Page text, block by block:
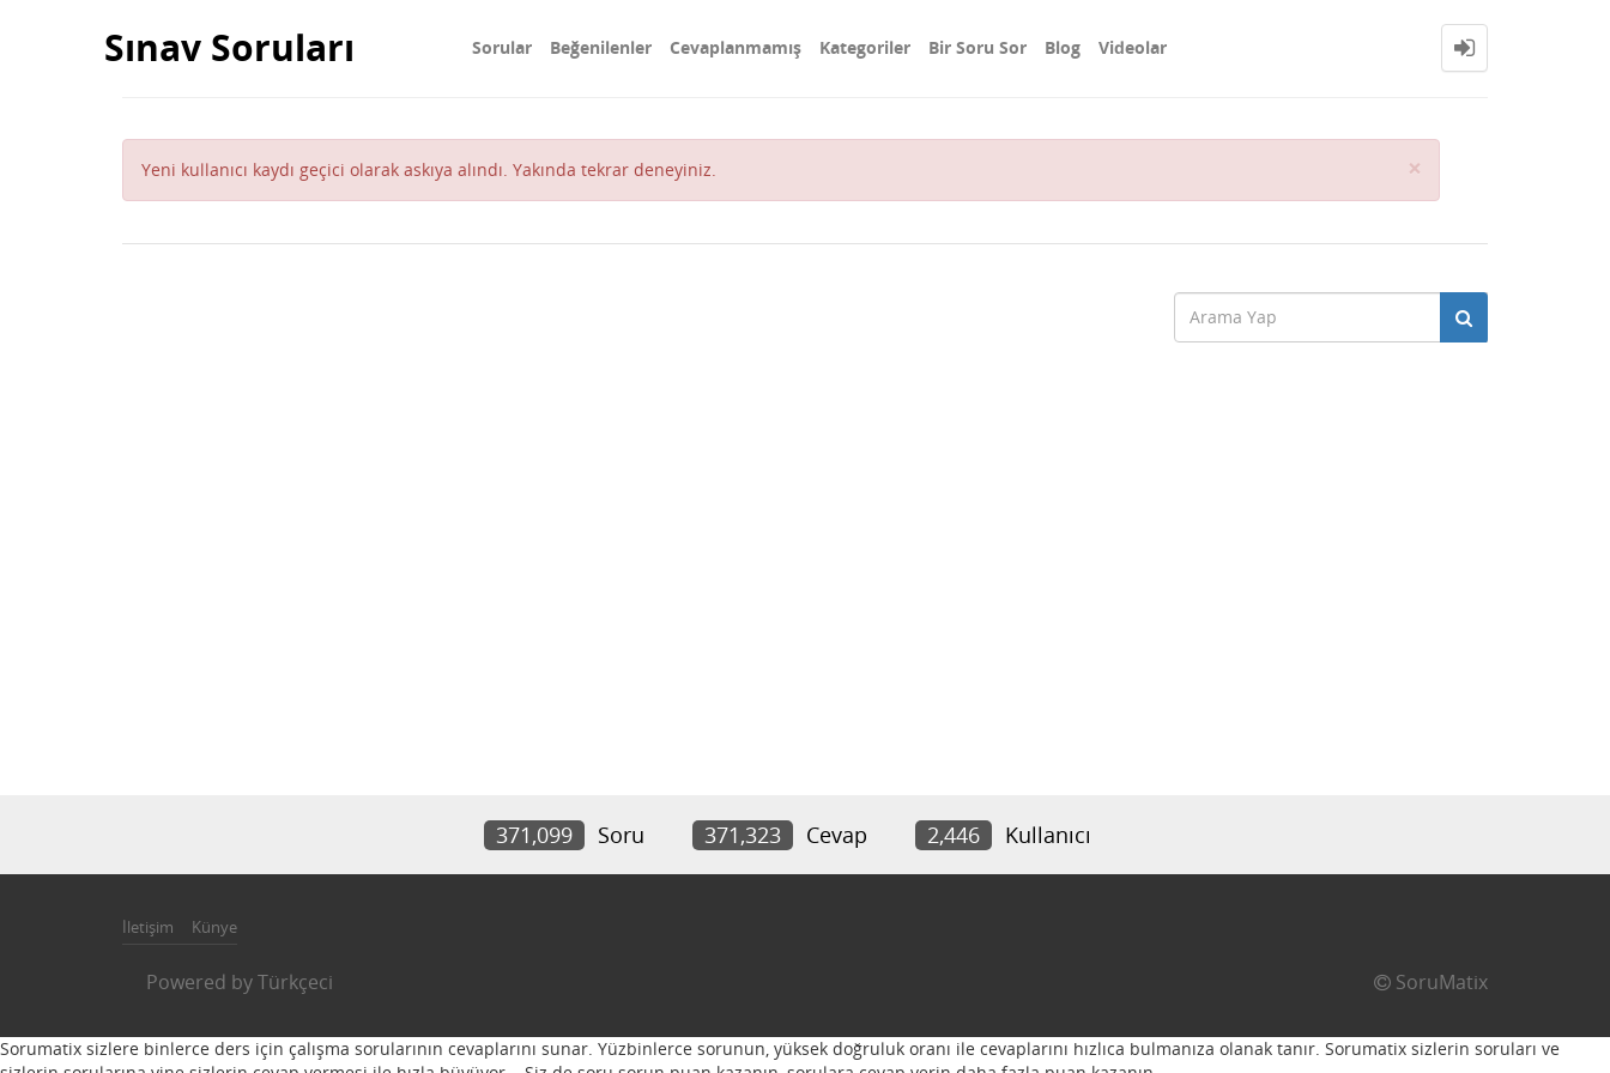
Sınav Soruları Sorular Beğenilenler Cevaplanmamış Kategoriler Bir Soru Sor Blog Videolar
Yeni kullanıcı kaydı geçici olarak askıya alındı. Yakında tekrar deneyiniz. ×
371,099 Soru 371,323 Cevap 2,446 Kullanıcı
İletişim Künye
Powered byTürkçeci SoruMatix
Sorumatix sizlere binlerce ders için çalışma sorularının cevaplarını sunar. Yüzbinlerce sorunun, yüksek doğruluk oranı ile cevaplarını hızlıca bulmanıza olanak tanır. Sorumatix sizlerin soruları ve